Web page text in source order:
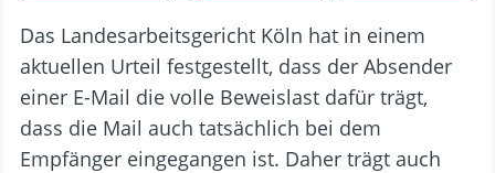
Das Landesarbeitsgericht Köln hat in einem
aktuellen Urteil festgestellt, dass der Absender
einer E-Mail die volle Beweislast dafür trägt,
dass die Mail auch tatsächlich bei dem
Empfänger eingegangen ist. Daher trägt auch